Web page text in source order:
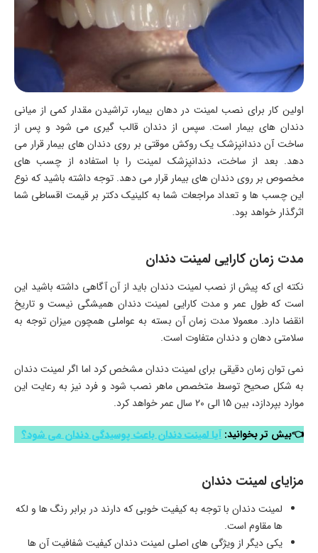
اولین کار برای نصب لمینت در دهان بیمار، تراشیدن مقدار کمی از میانی
دندان های بیمار است. سپس از دندان قالب گیری می شود و پس از
ساخت آن دندانپزشک یک روکش موقتی بر روی دندان های بیمار قرار می
دهد. بعد از ساخت، دندانپزشک لمینت را با استفاده از چسب های
مخصوص بر روی دندان های بیمار قرار می دهد. توجه داشته باشید که نوع
این چسب ها و تعداد مراجعات شما به کلینیک دکتر بر قیمت اقساطی شما
اثرگذار خواهد بود.
مدت زمان کارایی لمینت دندان
نکته ای که پیش از نصب لمینت دندان باید از آن آگاهی داشته باشید این
است که طول عمر و مدت کارایی لمینت دندان همیشگی نیست و تاریخ
انقضا دارد. معمولا مدت زمان آن بسته به عواملی همچون میزان توجه به
سلامتی دهان و دندان متفاوت است.
نمی توان زمان دقیقی برای لمینت دندان مشخص کرد اما اگر لمینت دندان
به شکل صحیح توسط متخصص ماهر نصب شود و فرد نیز به رعایت این
موارد بپردازد، بین 15 الی 20 سال عمر خواهد کرد.
👈بیش تر بخوانید: آیا لمینت دندان باعث پوسیدگی دندان می شود؟
مزایای لمینت دندان
لمینت دندان با توجه به کیفیت خوبی که دارند در برابر رنگ ها و لکه
ها مقاوم است.
یکی دیگر از ویژگی های اصلی لمینت دندان کیفیت شفافیت آن ها